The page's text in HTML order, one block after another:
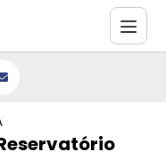
ESPUMA C/ RESERVATÓRIO